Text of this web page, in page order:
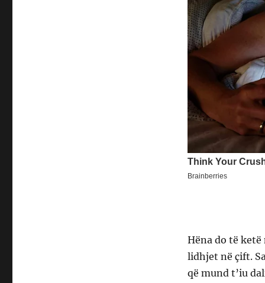
Hëna do të
lidhjet në çift.
që mund t’iu